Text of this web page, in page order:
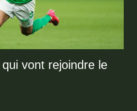
vont rejoindre le